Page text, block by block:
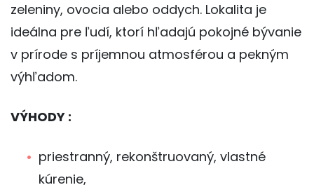
zeleniny, ovocia alebo oddych. Lokalita je
ideálna pre ľudí, ktorí hľadajú pokojné bývanie
v prírode s príjemnou atmosférou a pekným
výhľadom.
VÝHODY :
priestranný, rekonštruovaný, vlastné
kúrenie,